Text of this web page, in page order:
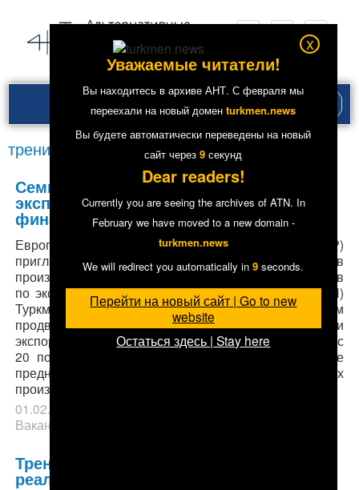
меню
тренинг
Семинар ЕБРР: «Передовые практики
экспорта и торгового
финансирования» в Ашгабате
Европейский банк реконструкции и развития (ЕБРР)
приглашает предпринимателей, директоров
производственных предприятий, а также менеджеров
по экспорту в малых и средних предприятиях (МСП)
Туркменистана принять участие в 3х-дневном
продвинутом обучающем курсе «Передовые практики
экспорта и торгового финансирования» в г. Ашгабат с
20 по 22 февраля 2019 года. Данное мероприятие
предназначено для расширения экспорта в местных
производственных…
01.02.2019
Вакансии
Тренинг в Тбилиси и возможность
реализировать свой проект — только
x
Уважаемые читатели!
Вы находитесь в архиве АНТ. С февраля мы
переехали на новый доменturkmen.news
Вы будете автоматически переведены на новый
сайт через9 секунд
Dear readers!
Currently you are seeing the archives of ATN. In
February we have moved to a new domain -
turkmen.news
We will redirect you automatically in9 seconds.
Перейти на новый сайт | Go to new
website
Остаться здесь | Stay here